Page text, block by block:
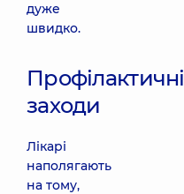
дуже
швидко.
Профілактичні
заходи
Лікарі
наполягають
на тому,